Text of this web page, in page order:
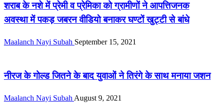
शराब के नशे में प्रेमी व प्रेमिका को ग्रामीणों ने आपत्तिजनक
अवस्था में पकड़ जबरन वीडियो बनाकर घण्टों खुट्टी से बांधे
Maalanch Nayi Subah September 15, 2021
नीरज के गोल्ड जितने के बाद युवाओं ने तिरंगे के साथ मनाया जशन
Maalanch Nayi Subah August 9, 2021